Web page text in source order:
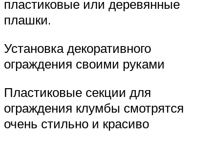
пластиковые или деревянные
плашки.
Установка декоративного
ограждения своими руками
Пластиковые секции для
ограждения клумбы смотрятся
очень стильно и красиво